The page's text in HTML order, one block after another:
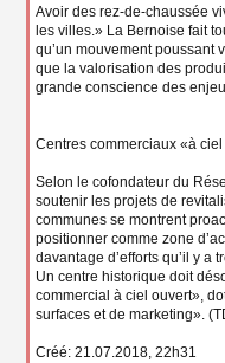
Avoir des rez-de-chaussée
les villes.» La Bernoise fait
qu’un mouvement poussant
que la valorisation des
grande conscience des
Centres commerciaux «à
Selon le cofondateur du
soutenir les projets de
communes se montrent
positionner comme zone
davantage d’efforts qu’il y a
Un centre historique doit
commercial à ciel ouvert»,
surfaces et de marketing».
Créé: 21.07.2018, 22h31